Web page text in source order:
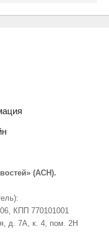
(АСН).
КПП 770101001
д. 7А, к. 4, пом. 2Н